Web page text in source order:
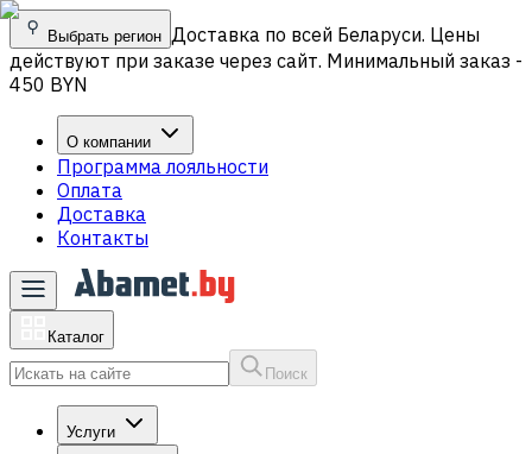
Выбрать регион Доставка по всей Беларуси. Цены
действуют при заказе через сайт. Минимальный заказ -
450 BYN
О компании
Программа лояльности
Оплата
Доставка
Контакты
Каталог
Поиск
Услуги